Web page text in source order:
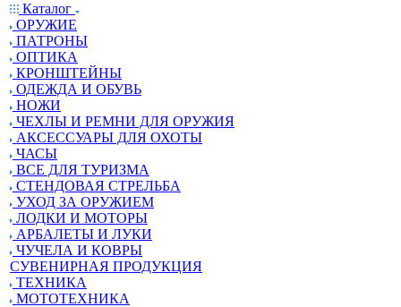
Каталог
ОРУЖИЕ
ПАТРОНЫ
ОПТИКА
КРОНШТЕЙНЫ
ОДЕЖДА И ОБУВЬ
НОЖИ
ЧЕХЛЫ И РЕМНИ ДЛЯ ОРУЖИЯ
АКСЕССУАРЫ ДЛЯ ОХОТЫ
ЧАСЫ
ВСЕ ДЛЯ ТУРИЗМА
СТЕНДОВАЯ СТРЕЛЬБА
УХОД ЗА ОРУЖИЕМ
ЛОДКИ И МОТОРЫ
АРБАЛЕТЫ И ЛУКИ
ЧУЧЕЛА И КОВРЫ
СУВЕНИРНАЯ ПРОДУКЦИЯ
ТЕХНИКА
МОТОТЕХНИКА